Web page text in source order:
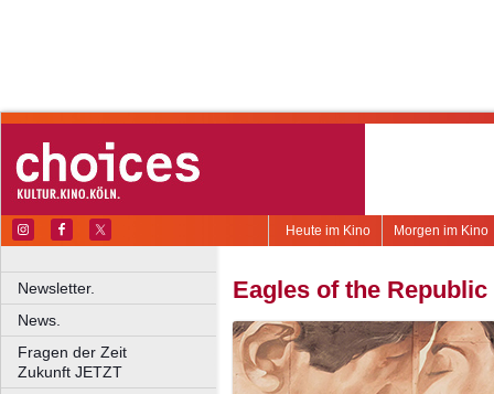
Morgen im Kino
Heute im Kino
Newsletter.
News.
Fragen der Zeit
Zukunft JETZT
Eagles of the Republic